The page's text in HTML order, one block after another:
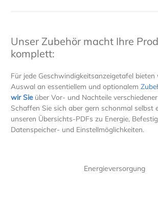
Unser Zubehör macht Ihre
komplett:
Für jede Geschwindigkeitsanzeigetafel bieten
Auswal an essentiellem und optionalem
wir Sie über Vor- und Nachteile
Schaffen Sie sich aber gern schonmal selbst
unseren Übersichts-PDFs zu Energie,
Datenspeicher- und Einstellmöglichkeiten.
Energieversorgung